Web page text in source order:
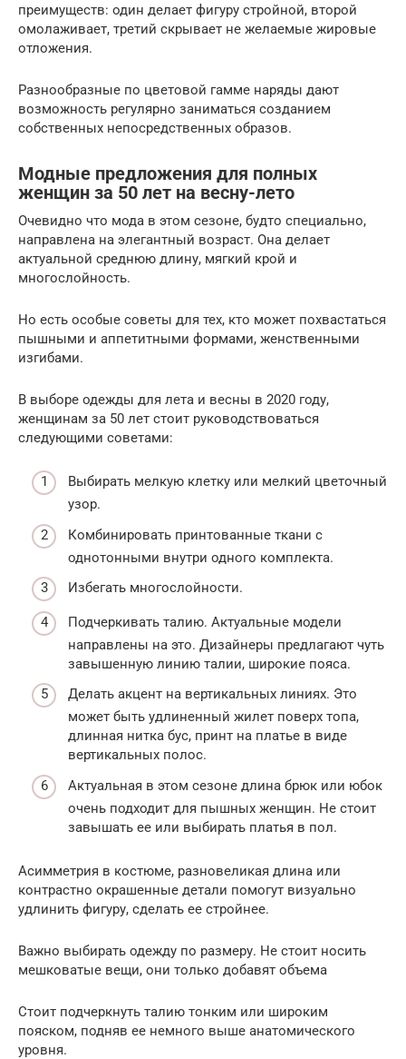
преимуществ: один делает фигуру стройной, второй
омолаживает, третий скрывает не желаемые жировые
отложения.
Разнообразные по цветовой гамме наряды дают
возможность регулярно заниматься созданием
собственных непосредственных образов.
Модные предложения для полных
женщин за 50 лет на весну-лето
Очевидно что мода в этом сезоне, будто специально,
направлена на элегантный возраст. Она делает
актуальной среднюю длину, мягкий крой и
многослойность.
Но есть особые советы для тех, кто может похвастаться
пышными и аппетитными формами, женственными
изгибами.
В выборе одежды для лета и весны в 2020 году,
женщинам за 50 лет стоит руководствоваться
следующими советами:
Выбирать мелкую клетку или мелкий цветочный
узор.
Комбинировать принтованные ткани с
однотонными внутри одного комплекта.
Избегать многослойности.
Подчеркивать талию. Актуальные модели
направлены на это. Дизайнеры предлагают чуть
завышенную линию талии, широкие пояса.
Делать акцент на вертикальных линиях. Это
может быть удлиненный жилет поверх топа,
длинная нитка бус, принт на платье в виде
вертикальных полос.
Актуальная в этом сезоне длина брюк или юбок
очень подходит для пышных женщин. Не стоит
завышать ее или выбирать платья в пол.
Асимметрия в костюме, разновеликая длина или
контрастно окрашенные детали помогут визуально
удлинить фигуру, сделать ее стройнее.
Важно выбирать одежду по размеру. Не стоит носить
мешковатые вещи, они только добавят объема
Стоит подчеркнуть талию тонким или широким
пояском, подняв ее немного выше анатомического
уровня.